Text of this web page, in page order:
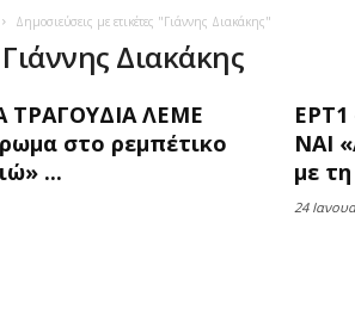
Δημοσιεύσεις με ετικέτες "Γιάννης Διακάκης"
Γιάννης Διακάκης
ΤΡΑΓΟΥΔΙΑ ΛΕΜΕ
στο ρεμπέτικο
...
ΝΑΙ
με
24